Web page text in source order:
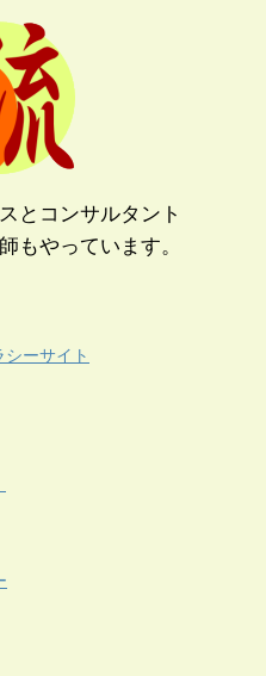
とコンサルタント
もやっています。
ーサイト